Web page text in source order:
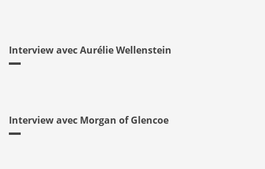
Interview avec Aurélie Wellenstein
Interview avec Morgan of Glencoe